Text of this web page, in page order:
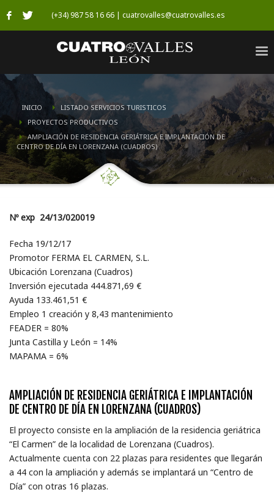
(+34) 987 58 16 66 | cuatrovalles@cuatrovalles.es
INICIO
LISTADO SERVICIOS TURISTICOS
PROYECTOS PRODUCTIVOS
AMPLIACIÓN DE RESIDENCIA GERIÁTRICA E IMPLANTACIÓN DE
CENTRO DE DÍA EN LORENZANA (CUADROS)
Nº exp 24/13/020019
Fecha 19/12/17
Promotor FERMA EL CARMEN, S.L.
Ubicación Lorenzana (Cuadros)
Inversión ejecutada 444.871,69 €
Ayuda 133.461,51 €
Empleo 1 creación y 8,43 mantenimiento
FEADER = 80%
Junta Castilla y León = 14%
MAPAMA = 6%
AMPLIACIÓN DE RESIDENCIA GERIÁTRICA E IMPLANTACIÓN
DE CENTRO DE DÍA EN LORENZANA (CUADROS)
El proyecto consiste en la ampliación de la residencia geriátrica
“El Carmen” de la localidad de Lorenzana (Cuadros).
Actualmente cuenta con 22 plazas para residentes que llegarán
a 44 con la ampliación y además se implantará un “Centro de
Día” con otras 16 plazas.